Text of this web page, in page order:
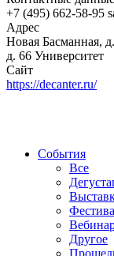
+7 (495) 662-58-95
Адрес
Новая Басманная,
д. 66 Университет
Сайт
https://decanter.ru/
События
Все
Другое